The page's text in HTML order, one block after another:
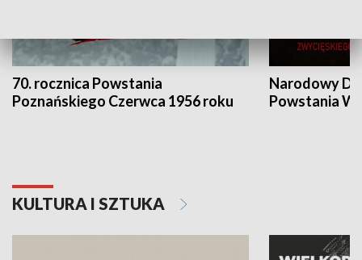
70. rocznica Powstania
Poznańskiego Czerwca 1956 roku
Narodowy
Powstania
KULTURA I SZTUKA